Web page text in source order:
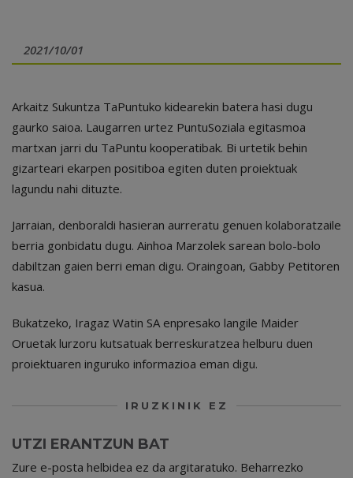
2021/10/01
Arkaitz Sukuntza TaPuntuko kidearekin batera hasi dugu
gaurko saioa. Laugarren urtez PuntuSoziala egitasmoa
martxan jarri du TaPuntu kooperatibak. Bi urtetik behin
gizarteari ekarpen positiboa egiten duten proiektuak
lagundu nahi dituzte.
Jarraian, denboraldi hasieran aurreratu genuen kolaboratzaile
berria gonbidatu dugu. Ainhoa Marzolek sarean bolo-bolo
dabiltzan gaien berri eman digu. Oraingoan, Gabby Petitoren
kasua.
Bukatzeko, Iragaz Watin SA enpresako langile Maider
Oruetak lurzoru kutsatuak berreskuratzea helburu duen
proiektuaren inguruko informazioa eman digu.
IRUZKINIK EZ
UTZI ERANTZUN BAT
Zure e-posta helbidea ez da argitaratuko. Beharrezko